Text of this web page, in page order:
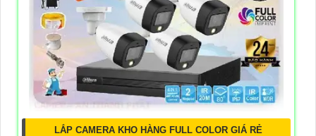
LẮP CAMERA KHO HÀNG FULL COLOR GIÁ RẺ